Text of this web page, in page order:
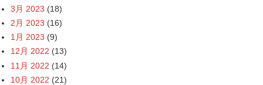
3月 2023 (18)
2月 2023 (16)
1月 2023 (9)
12月 2022 (13)
11月 2022 (14)
10月 2022 (21)